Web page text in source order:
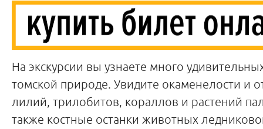
На экскурсии вы узнаете много
томской природе. Увидите окаменелости и
лилий, трилобитов, кораллов и растений
также костные останки животных